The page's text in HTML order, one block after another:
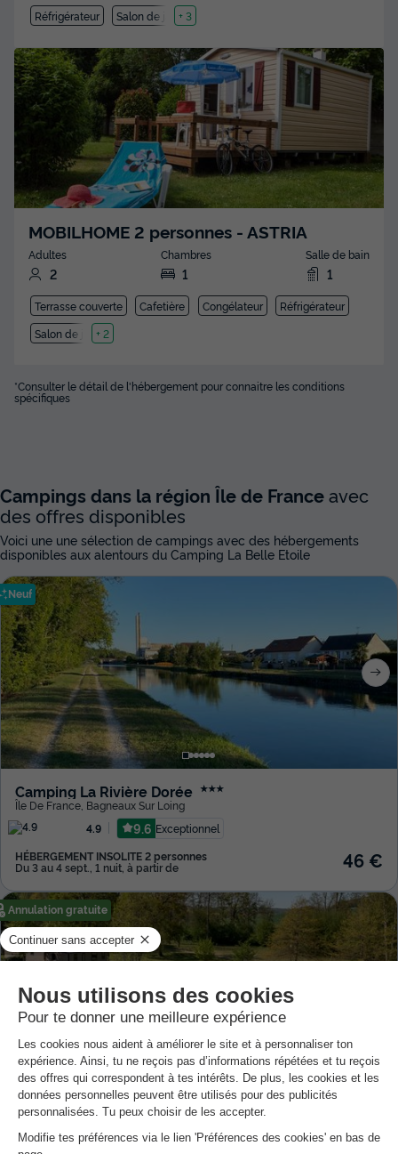
Réfrigérateur
Salon de jardin
+ 3
MOBILHOME 2 personnes - ASTRIA
Adultes
2
Chambres
1
Salle de bain
1
Terrasse couverte Cafetière Congélateur
Réfrigérateur
Salon de jardin
+ 2
*Consulter le détail de l'hébergement pour connaitre les conditions
spécifiques
Campings dans la région Île de Franceavec
des offres disponibles
Voici une une sélection de campings avec des hébergements
disponibles aux alentours du Camping La Belle Etoile
Neuf
Camping La Rivière Dorée ★★★
Île De France Bagneaux Sur Loing
4.9
9.6 Exceptionnel
HÉBERGEMENT INSOLITE 2 personnes
Du 3 au 4 sept., 1 nuit, à partir de 46 €
Annulation gratuite
Île De France,Crecy La Chapelle
8.6 Excellent